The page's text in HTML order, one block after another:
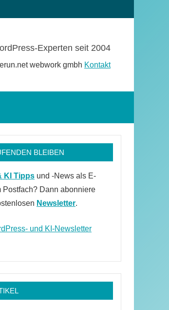
Experten seit 2004
webwork gmbh Kontakt
öffnen
BLEIBEN
KI Tipps und -News als E-
Postfach? Dann abonniere
Newsletter.